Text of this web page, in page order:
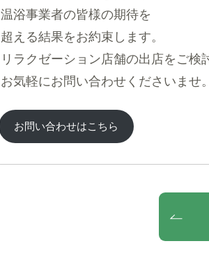
温浴事業者の皆様の期待を
超える結果をお約束します。
リラクゼーション店舗の出店をご検
お気軽にお問い合わせくださいませ。
お問い合わせはこちら